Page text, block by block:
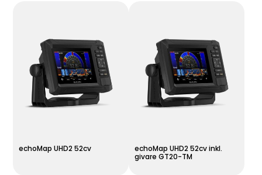
echoMap UHD2 52cv
echoMap UHD2 52cv inkl.
givare GT20-TM